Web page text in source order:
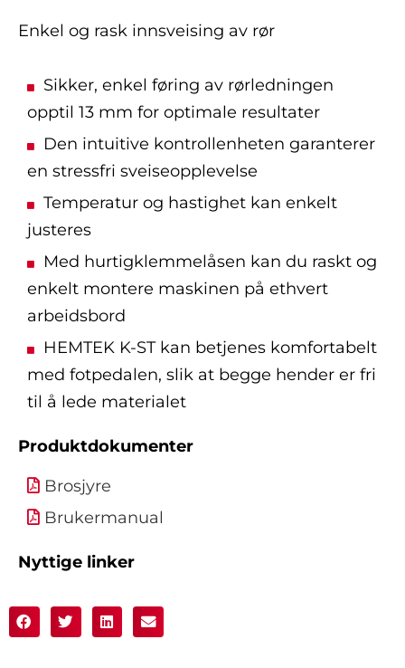
Enkel og rask innsveising av rør
Sikker, enkel føring av rørledningen
opptil 13 mm for optimale resultater
Den intuitive kontrollenheten garanterer
en stressfri sveiseopplevelse
Temperatur og hastighet kan enkelt
justeres
Med hurtigklemmelåsen kan du raskt og
enkelt montere maskinen på ethvert
arbeidsbord
HEMTEK K-ST kan betjenes komfortabelt
med fotpedalen, slik at begge hender er fri
til å lede materialet
Produktdokumenter
Brosjyre
Brukermanual
Nyttige linker